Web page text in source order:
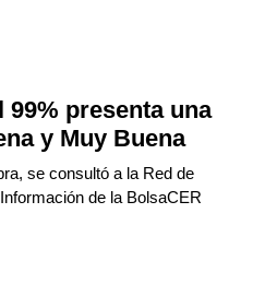
presenta una
y Muy Buena
se consultó a la Red de
de la BolsaCER